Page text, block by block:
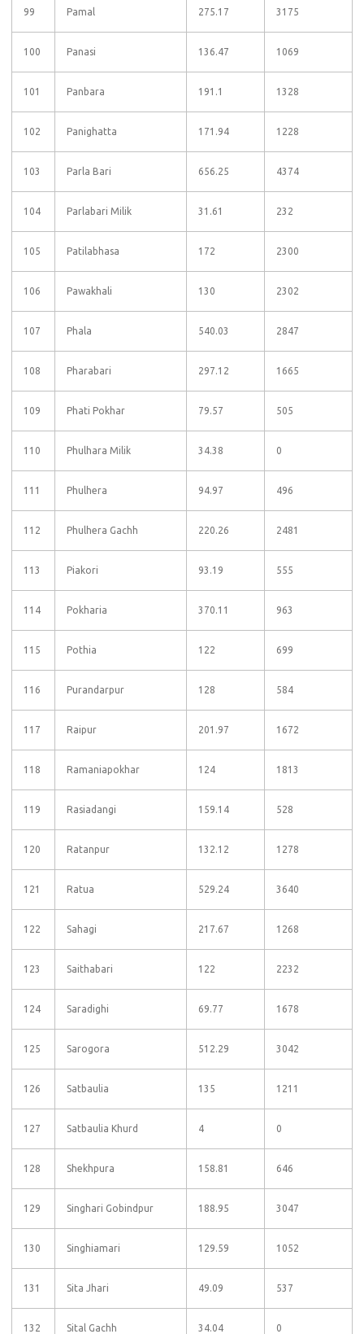
99 Pamal 275.17 3175
100 Panasi 136.47 1069
101 Panbara 191.1 1328
102 Panighatta 171.94 1228
103 Parla Bari 656.25 4374
104 Parlabari Milik 31.61 232
105 Patilabhasa 172 2300
106 Pawakhali 130 2302
107 Phala 540.03 2847
108 Pharabari 297.12 1665
109 Phati Pokhar 79.57 505
110 Phulhara Milik 34.38 0
111 Phulhera 94.97 496
112 Phulhera Gachh 220.26 2481
113 Piakori 93.19 555
114 Pokharia 370.11 963
115 Pothia 122 699
116 Purandarpur 128 584
117 Raipur 201.97 1672
118 Ramaniapokhar 124 1813
119 Rasiadangi 159.14 528
120 Ratanpur 132.12 1278
121 Ratua 529.24 3640
122 Sahagi 217.67 1268
123 Saithabari 122 2232
124 Saradighi 69.77 1678
125 Sarogora 512.29 3042
126 Satbaulia 135 1211
127 Satbaulia Khurd 4 0
128 Shekhpura 158.81 646
129 Singhari Gobindpur 188.95 3047
130 Singhiamari 129.59 1052
131 Sita Jhari 49.09 537
132 Sital Gachh 34.04 0